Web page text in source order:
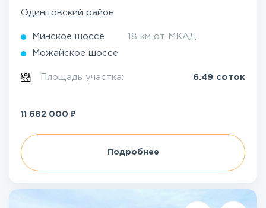
Одинцовский район
Минское шоссе 18 км от МКАД
Можайское шоссе
Площадь участка: 6.49 соток
11 682 000 ₽
Подробнее